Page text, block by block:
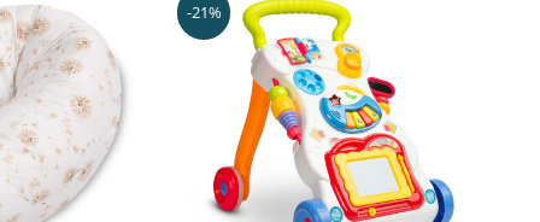
RÁPIDO
-21%
ADICIONAR / VER RÁPIDO